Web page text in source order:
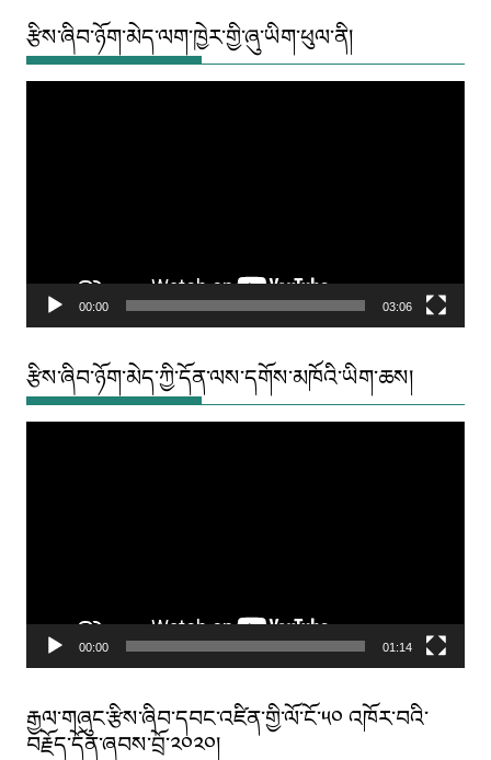
རྩིས་ཞིབ་ཉོག་མེད་ལག་ཁྱེར་གྱི་ཞུ་ཡིག་ཕུལ་ནི།
00:00 03:06
རྩིས་ཞིབ་ཉོག་མེད་ཀྱི་དོན་ལས་དགོས་མཁོའི་ཡིག་ཆས།
00:00 01:14
རྒྱལ་གཞུང་རྩིས་ཞིབ་དབང་འཛིན་གྱི་ལོ་ངོ་༥༠ འཁོར་བའི་
བརྗོད་དོན་ཞབས་བྲོ་༢༠༢༠།